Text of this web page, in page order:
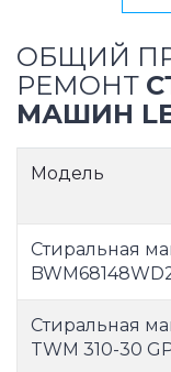
ОБЩИЙ
РЕМОНТ
МАШИН
Модель
Стиральная
Стиральная
TWM 310-30